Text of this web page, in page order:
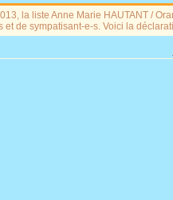
la liste Anne Marie HAUTANT /
et de sympatisant-e-s. Voici la